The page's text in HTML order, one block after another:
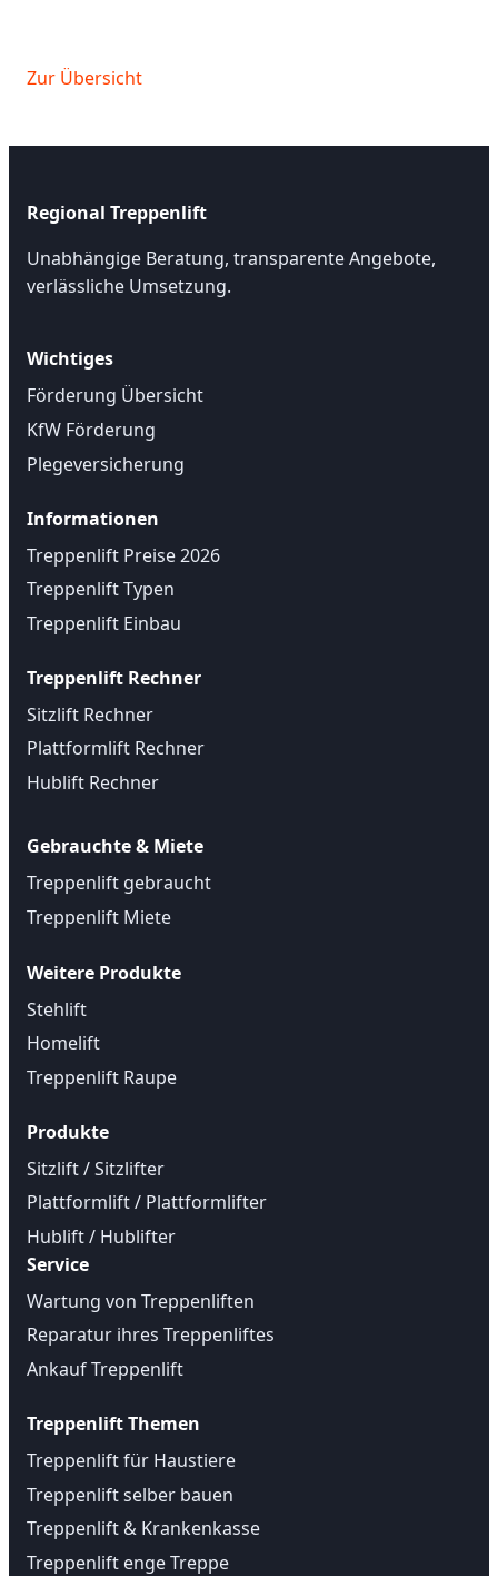
Zur Übersicht
Regional Treppenlift
Unabhängige Beratung, transparente Angebote,
verlässliche Umsetzung.
Wichtiges
Förderung Übersicht
KfW Förderung
Plegeversicherung
Informationen
Treppenlift Preise 2026
Treppenlift Typen
Treppenlift Einbau
Treppenlift Rechner
Sitzlift Rechner
Plattformlift Rechner
Hublift Rechner
Gebrauchte & Miete
Treppenlift gebraucht
Treppenlift Miete
Weitere Produkte
Stehlift
Homelift
Treppenlift Raupe
Produkte
Sitzlift / Sitzlifter
Plattformlift / Plattformlifter
Hublift / Hublifter
Service
Wartung von Treppenliften
Reparatur ihres Treppenliftes
Ankauf Treppenlift
Treppenlift Themen
Treppenlift für Haustiere
Treppenlift selber bauen
Treppenlift & Krankenkasse
Treppenlift enge Treppe